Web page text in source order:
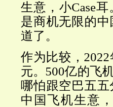
生意，小Case
是商机无限的
道了。
作为比较，
元。500亿的飞
哪怕跟空巴五
中国飞机生意